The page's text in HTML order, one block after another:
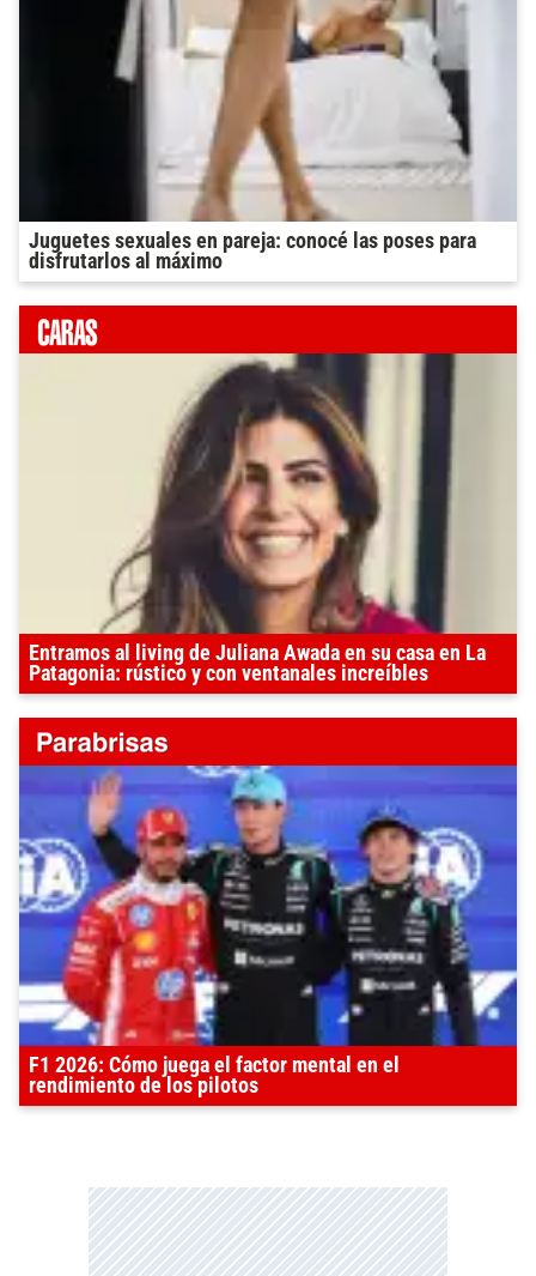
Juguetes sexuales en pareja: conocé las poses para
disfrutarlos al máximo
Entramos al living de Juliana Awada en su casa en La
Patagonia: rústico y con ventanales increíbles
F1 2026: Cómo juega el factor mental en el
rendimiento de los pilotos